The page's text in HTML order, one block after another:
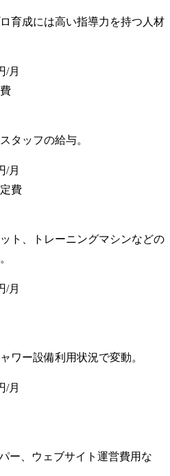
育成には高い指導力を持つ人材
/月
タッフの給与。
/月
費
ト、トレーニングマシンなどの
/月
ワー設備利用状況で変動。
/月
ー、ウェブサイト運営費用な